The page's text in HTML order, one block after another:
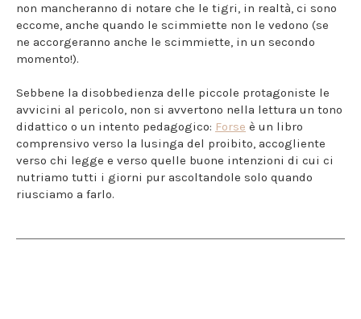
non mancheranno di notare che le tigri, in realtà, ci sono
eccome, anche quando le scimmiette non le vedono (se
ne accorgeranno anche le scimmiette, in un secondo
momento!).
Sebbene la disobbedienza delle piccole protagoniste le
avvicini al pericolo, non si avvertono nella lettura un tono
didattico o un intento pedagogico: Forse è un libro
comprensivo verso la lusinga del proibito, accogliente
verso chi legge e verso quelle buone intenzioni di cui ci
nutriamo tutti i giorni pur ascoltandole solo quando
riusciamo a farlo.